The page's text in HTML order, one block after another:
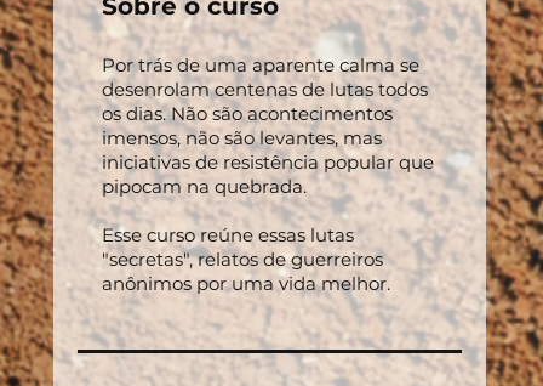
Sobre o curso
Por trás de uma aparente calma se
desenrolam centenas de lutas todos
os dias. Não são acontecimentos
imensos, não são levantes, mas
iniciativas de resistência popular que
pipocam na quebrada.
Esse curso reúne essas lutas
"secretas", relatos de guerreiros
anônimos por uma vida melhor.